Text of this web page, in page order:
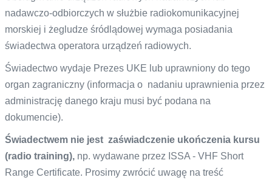
nadawczo-odbiorczych w służbie radiokomunikacyjnej
morskiej i żegludze śródlądowej wymaga posiadania
świadectwa operatora urządzeń radiowych.
Świadectwo wydaje Prezes UKE lub uprawniony do tego
organ zagraniczny (informacja o nadaniu uprawnienia przez
administrację danego kraju musi być podana na
dokumencie).
Świadectwem nie jest zaświadczenie ukończenia kursu
(radio training), np. wydawane przez ISSA - VHF Short
Range Certificate. Prosimy zwrócić uwagę na treść